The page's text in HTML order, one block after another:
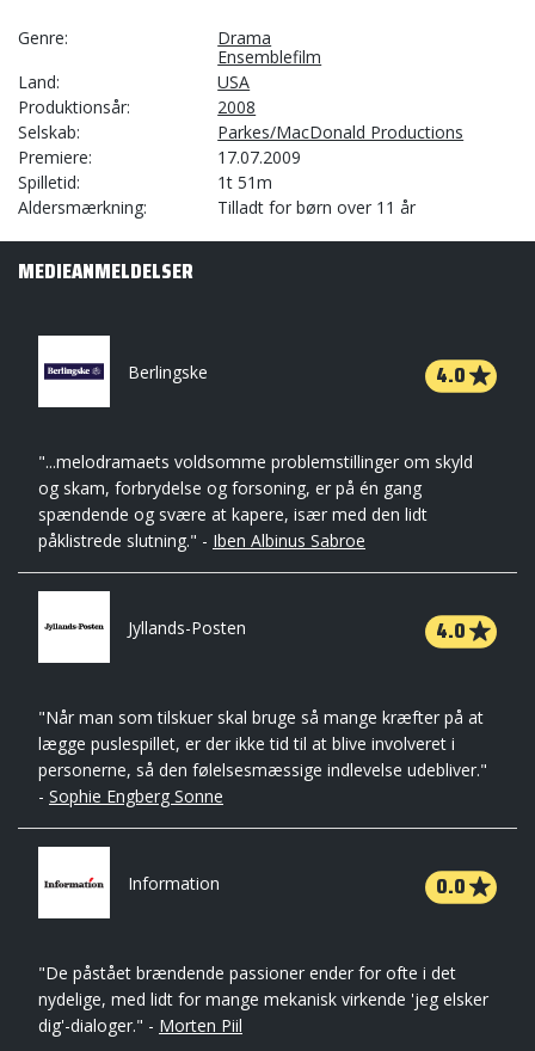
Genre
Drama
Ensemblefilm
Land
USA
Produktionsår
2008
Selskab
Parkes/MacDonald Productions
Premiere
17.07.2009
Spilletid
1t 51m
Aldersmærkning
Tilladt for børn over 11 år
MEDIEANMELDELSER
Berlingske 4.0
"...melodramaets voldsomme problemstillinger om skyld
og skam, forbrydelse og forsoning, er på én gang
spændende og svære at kapere, især med den lidt
påklistrede slutning." - Iben Albinus Sabroe
Jyllands-Posten 4.0
"Når man som tilskuer skal bruge så mange kræfter på at
lægge puslespillet, er der ikke tid til at blive involveret i
personerne, så den følelsesmæssige indlevelse udebliver."
- Sophie Engberg Sonne
Information 0.0
"De påstået brændende passioner ender for ofte i det
nydelige, med lidt for mange mekanisk virkende 'jeg elsker
dig'-dialoger." - Morten Piil